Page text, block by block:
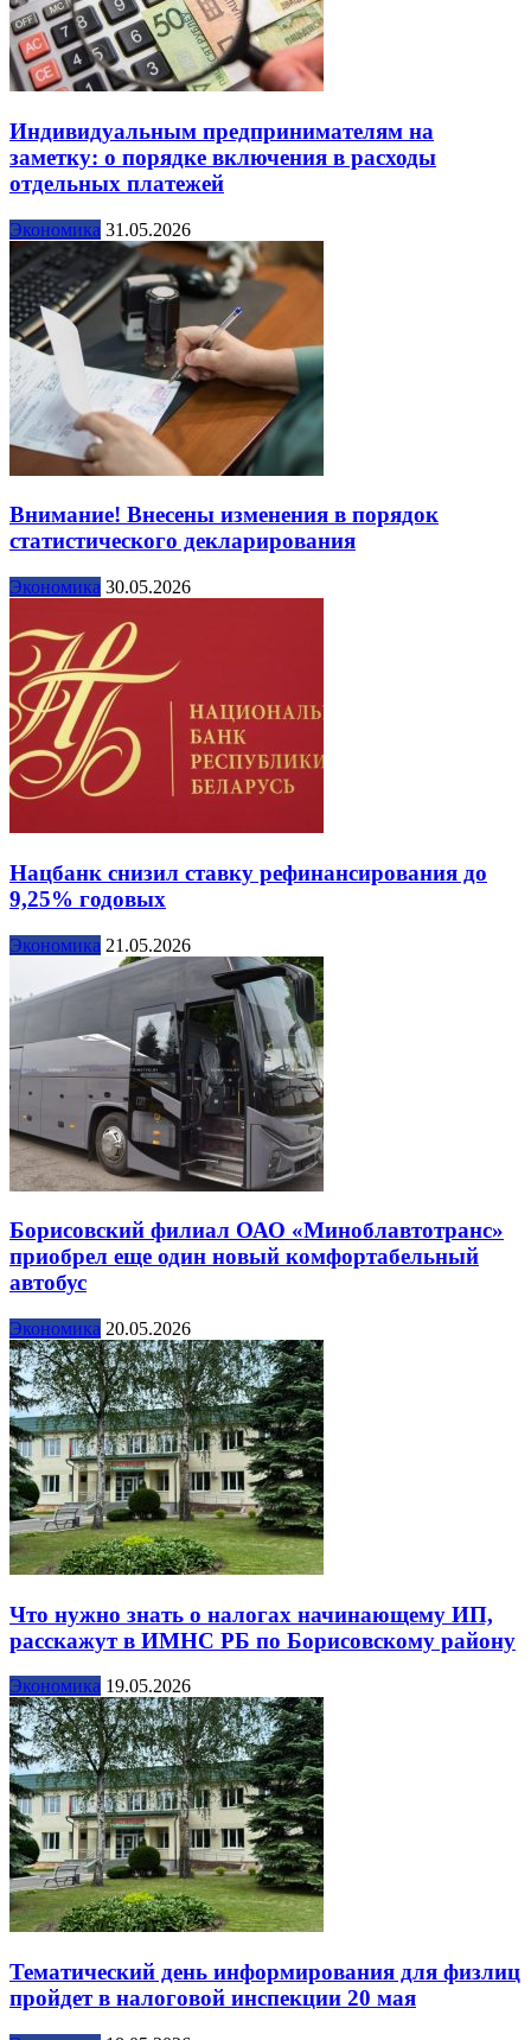
Индивидуальным предпринимателям на
заметку: о порядке включения в расходы
отдельных платежей
Экономика 31.05.2026
Внимание! Внесены изменения в порядок
статистического декларирования
Экономика 30.05.2026
Нацбанк снизил ставку рефинансирования до
9,25% годовых
Экономика 21.05.2026
Борисовский филиал ОАО «Миноблавтотранс»
приобрел еще один новый комфортабельный
автобус
Экономика 20.05.2026
Что нужно знать о налогах начинающему ИП,
расскажут в ИМНС РБ по Борисовскому району
Экономика 19.05.2026
Тематический день информирования для физлиц
пройдет в налоговой инспекции 20 мая